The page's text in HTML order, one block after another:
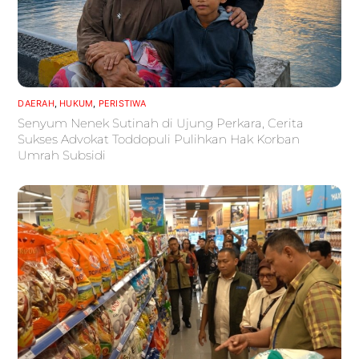
DAERAH, HUKUM, PERISTIWA
Senyum Nenek Sutinah di Ujung Perkara, Cerita
Sukses Advokat Toddopuli Pulihkan Hak Korban
Umrah Subsidi